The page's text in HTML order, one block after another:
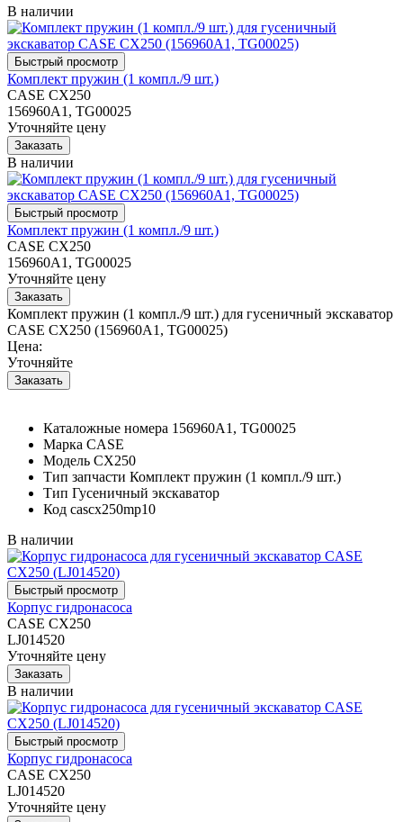
В наличии
Комплект пружин (1 компл./9 шт.)
CASE CX250
156960A1, TG00025
Уточняйте цену
В наличии
Комплект пружин (1 компл./9 шт.)
CASE CX250
156960A1, TG00025
Уточняйте цену
Комплект пружин (1 компл./9 шт.) для гусеничный экскаватор
CASE CX250 (156960A1, TG00025)
Цена:
Уточняйте
Каталожные номера 156960A1, TG00025
Марка CASE
Модель CX250
Тип запчасти Комплект пружин (1 компл./9 шт.)
Тип Гусеничный экскаватор
Код cascx250mp10
В наличии
Корпус гидронасоса
CASE CX250
LJ014520
Уточняйте цену
В наличии
Корпус гидронасоса
CASE CX250
LJ014520
Уточняйте цену